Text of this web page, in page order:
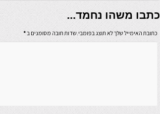
כתבו משהו נחמד...
כתובת האימייל שלך לא תוצג בפומבי.שדות חובה מסומנים ב*